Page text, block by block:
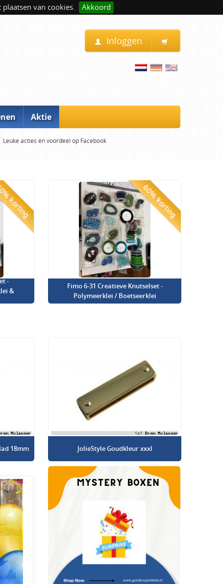
van cookies. Akkoord
Inloggen
Aktie
Leuke acties en voordeel op Facebook
korting
-
&
60% korting
Fimo 6-31 Creatieve Knutselset -
Polymeerklei / Boetseerklei
18mm JolieStyle Goudkleur xxxl